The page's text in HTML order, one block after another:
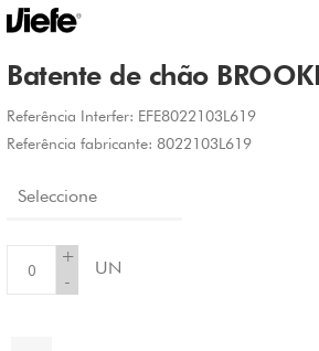
Batente de chão
Referência Interfer: EFE8022103L619
Referência fabricante: 8022103L619
Seleccione
+
-
UN